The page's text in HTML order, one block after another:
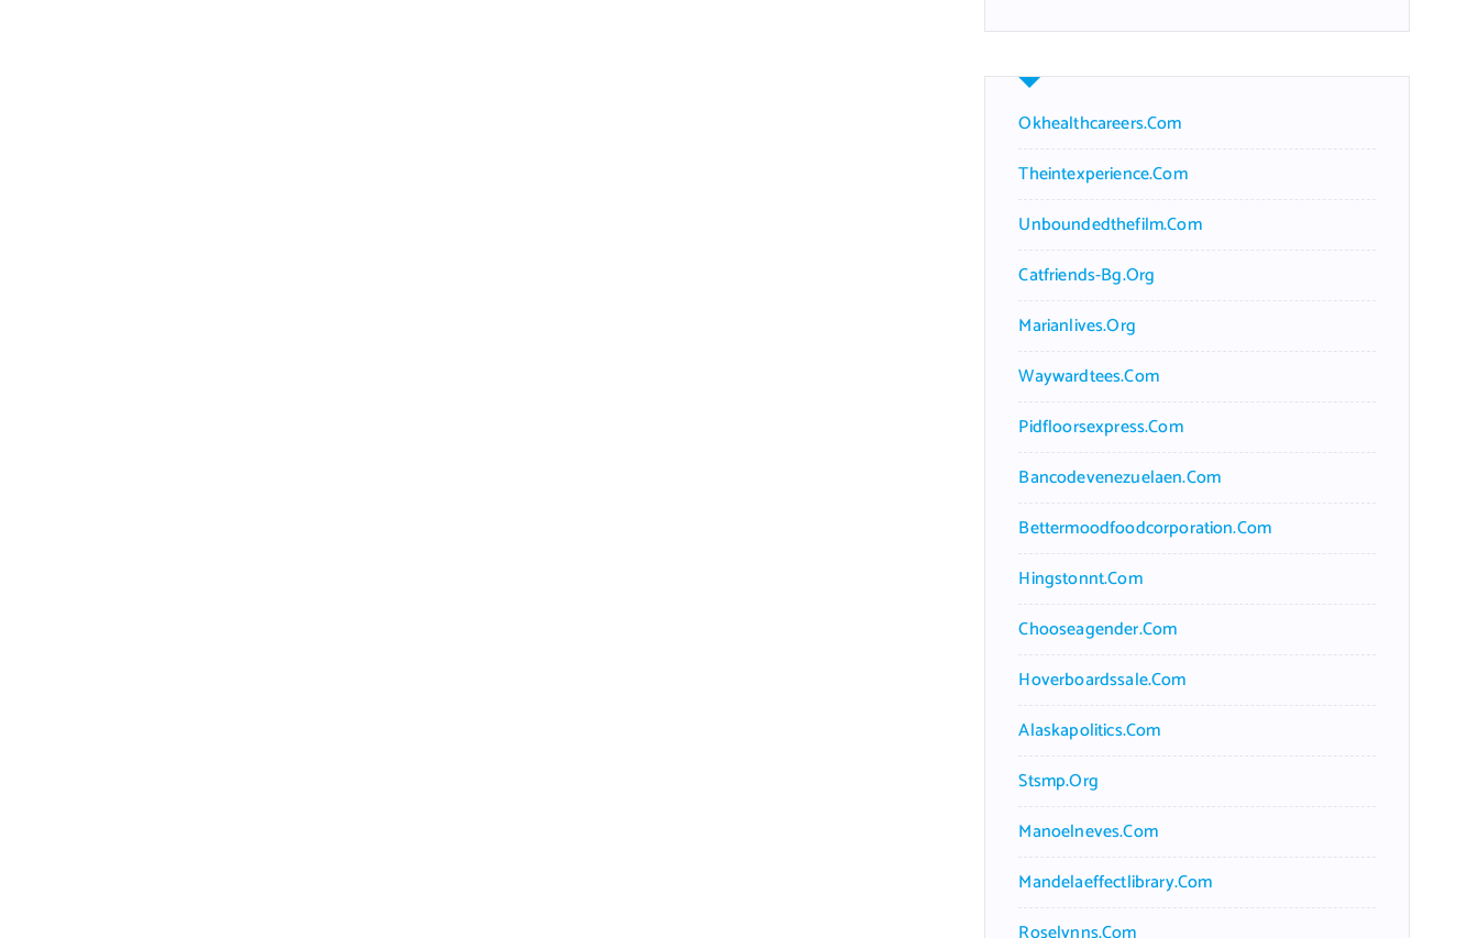
Okhealthcareers.com
Theintexperience.com
Unboundedthefilm.com
Catfriends-Bg.org
Marianlives.org
Waywardtees.com
Pidfloorsexpress.com
Bancodevenezuelaen.com
Bettermoodfoodcorporation.com
Hingstonnt.com
Chooseagender.com
Hoverboardssale.com
Alaskapolitics.com
Stsmp.org
Manoelneves.com
Mandelaeffectlibrary.com